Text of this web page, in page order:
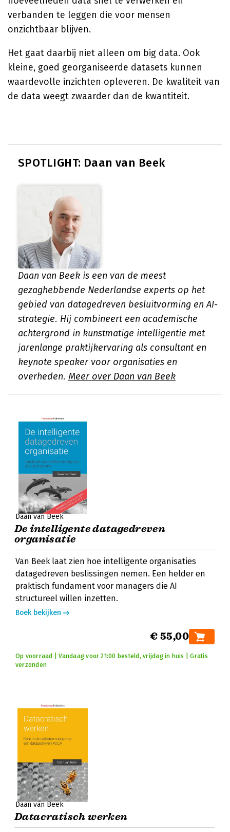
verbanden te leggen die voor mensen
onzichtbaar blijven.
Het gaat daarbij niet alleen om big data. Ook
kleine, goed georganiseerde datasets kunnen
waardevolle inzichten opleveren. De kwaliteit van
de data weegt zwaarder dan de kwantiteit.
SPOTLIGHT: Daan van Beek
Daan van Beek is een van de meest
gezaghebbende Nederlandse experts op het
gebied van datagedreven besluitvorming en AI-
strategie. Hij combineert een academische
achtergrond in kunstmatige intelligentie met
jarenlange praktijkervaring als consultant en
keynote speaker voor organisaties en
overheden. Meer over Daan van Beek
Daan van Beek
De intelligente datagedreven
organisatie
Van Beek laat zien hoe intelligente organisaties
datagedreven beslissingen nemen. Een helder en
praktisch fundament voor managers die AI
structureel willen inzetten.
Boek bekijken
€ 55,00
Op voorraad | Vandaag voor 21:00 besteld, vrijdag in huis | Gratis
verzonden
Daan van Beek
Datacratisch werken